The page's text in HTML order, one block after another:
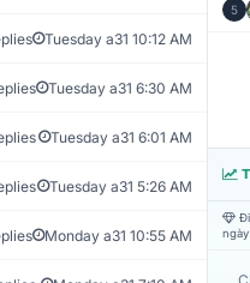
Tuesday a31 10:12 AM
Tuesday a31 6:30 AM
Tuesday a31 6:01 AM
Tuesday a31 5:26 AM
Monday a31 10:55 AM
5